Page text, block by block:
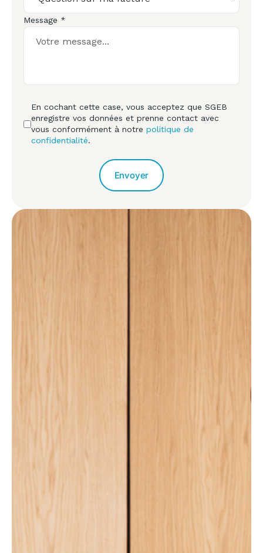
Message *
En cochant cette case, vous acceptez que SGEB
enregistre vos données et prenne contact avec
vous conformément à notre politique de
confidentialité.